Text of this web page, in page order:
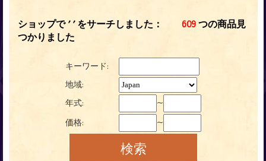
ショップで ' ' をサーチしました： 609 つの商品見
つかりました
キーワード:
地域:
年式: ~
価格: ~